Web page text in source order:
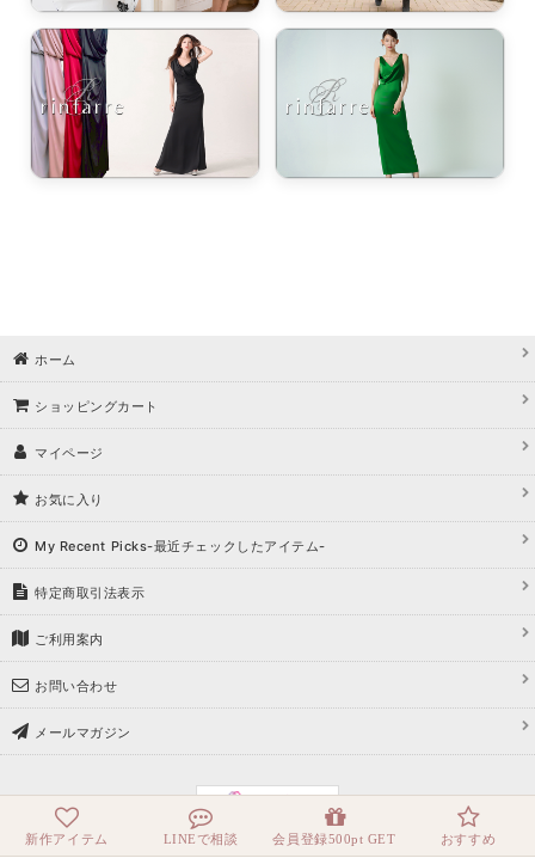
新作アイテム LINEで相談 会員登録500pt GET おすすめ
ホーム
ショッピングカート
マイページ
お気に入り
My Recent Picks-最近チェックしたアイテム-
特定商取引法表示
ご利用案内
お問い合わせ
メールマガジン